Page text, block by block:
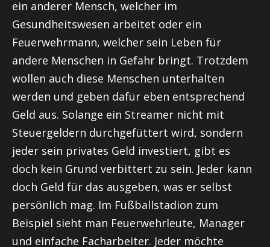
ein anderer Mensch, welcher im
Gesundheitswesen arbeitet oder ein
Feuerwehrmann, welcher sein Leben für
andere Menschen in Gefahr bringt. Trotzdem
wollen auch diese Menschen unterhalten
werden und geben dafür eben entsprechend
Geld aus. Solange ein Streamer nicht mit
Steuergeldern durchgefüttert wird, sondern
jeder sein privates Geld investiert, gibt es
doch kein Grund verbittert zu sein. Jeder kann
doch Geld für das ausgeben, was er selbst
persönlich mag. Im Fußballstadion zum
Beispiel sieht man Feuerwehrleute, Manager
und einfache Facharbeiter. Jeder möchte